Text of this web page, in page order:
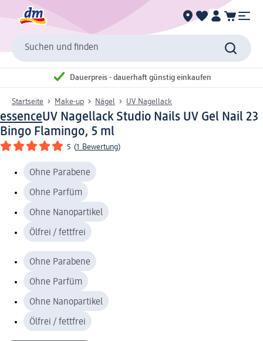
Suchen und finden
Dauerpreis - dauerhaft günstig einkaufen
Startseite Make-up Nägel UV Nagellack
essenceUV Nagellack Studio Nails UV Gel Nail 23
Bingo Flamingo, 5 ml
5 (1 Bewertung)
Ohne Parabene
Ohne Parfüm
Ohne Nanopartikel
Ölfrei / fettfrei
Ohne Parabene
Ohne Parfüm
Ohne Nanopartikel
Ölfrei / fettfrei